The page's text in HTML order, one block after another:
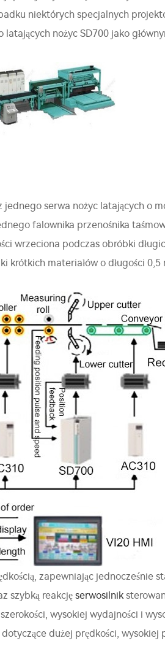
niektórych specjalnych
nożyc SD700 jako
serwa nożyc latających o
falownika przenośnika
wrzeciona podczas obróbki
materiałów o długości 0,5
zapewniając jednocześnie
szybką reakcjęserwosilnik
wysokiej wydajności i
dużej prędkości, wysokiej